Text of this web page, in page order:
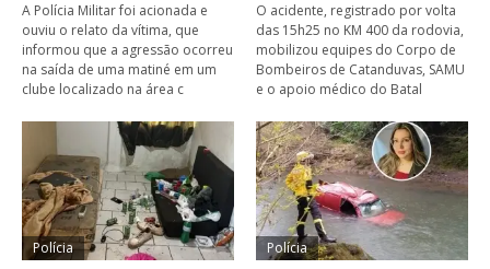
A Polícia Militar foi acionada e
ouviu o relato da vítima, que
informou que a agressão ocorreu
na saída de uma matiné em um
clube localizado na área c
O acidente, registrado por volta
das 15h25 no KM 400 da rodovia,
mobilizou equipes do Corpo de
Bombeiros de Catanduvas, SAMU
e o apoio médico do Batal
Polícia Polícia